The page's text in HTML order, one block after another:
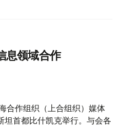
息领域合作
合作组织（上合组织）媒体
坦首都比什凯克举行。与会各